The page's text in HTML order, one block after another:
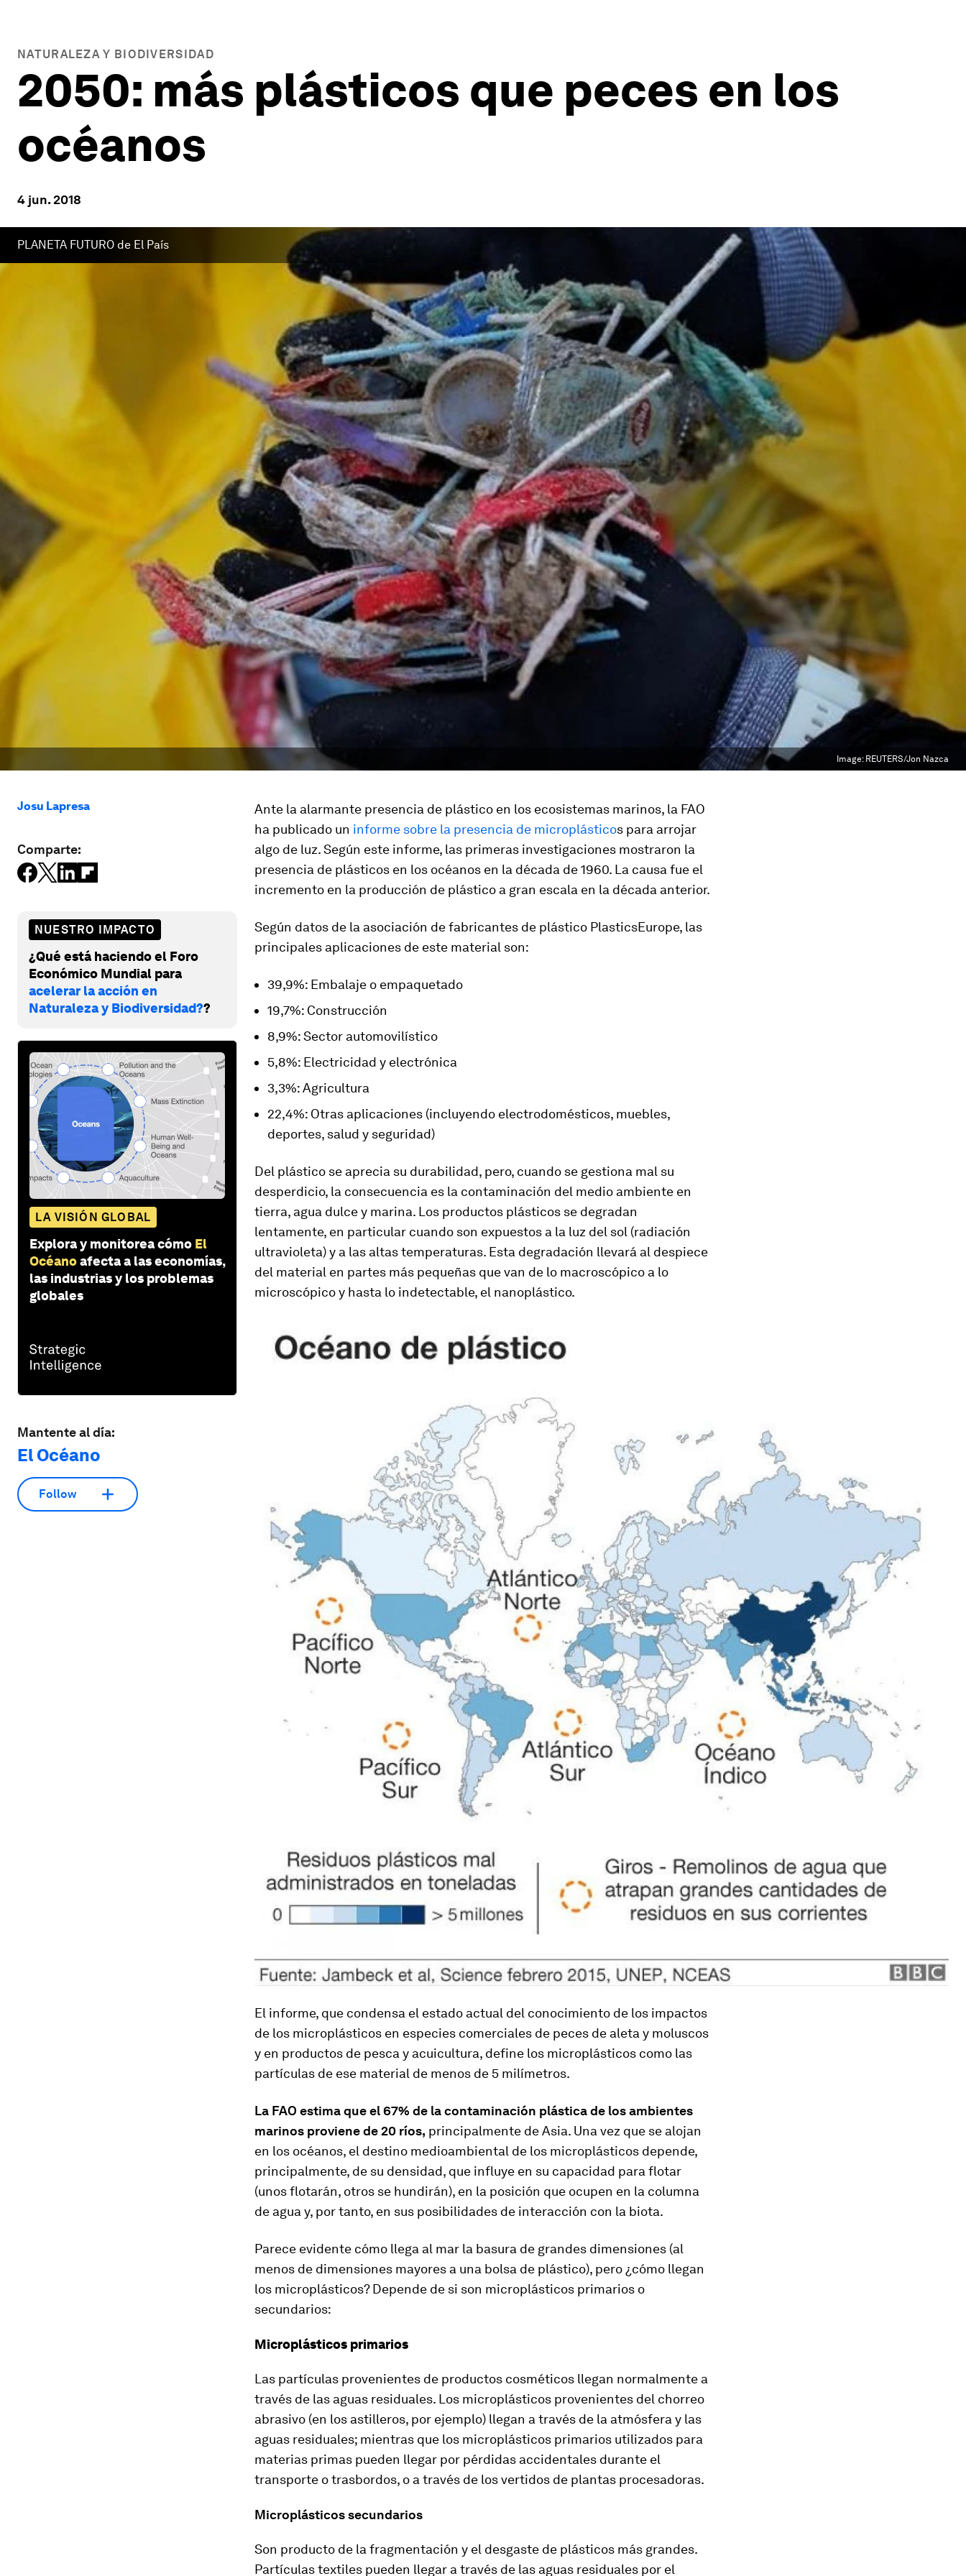
NATURALEZA Y BIODIVERSIDAD
2050: más plásticos que peces en los
océanos
4 jun. 2018
PLANETA FUTURO de El País
Image: REUTERS/Jon Nazca
Josu Lapresa
Comparte:
NUESTRO IMPACTO
¿Qué está haciendo el Foro
Económico Mundial para
acelerar la acción en
Naturaleza y Biodiversidad??
LA VISIÓN GLOBAL
Explora y monitorea cómo El
Océanoafecta a las economías,
las industrias y los problemas
globales
Mantente al día:
El Océano
Follow
Ante la alarmante presencia de plástico en los ecosistemas marinos, la FAO
ha publicado un informe sobre la presencia de microplásticos para arrojar
algo de luz. Según este informe, las primeras investigaciones mostraron la
presencia de plásticos en los océanos en la década de 1960. La causa fue el
incremento en la producción de plástico a gran escala en la década anterior.
Según datos de la asociación de fabricantes de plástico PlasticsEurope, las
principales aplicaciones de este material son:
39,9%: Embalaje o empaquetado
19,7%: Construcción
8,9%: Sector automovilístico
5,8%: Electricidad y electrónica
3,3%: Agricultura
22,4%: Otras aplicaciones (incluyendo electrodomésticos, muebles,
deportes, salud y seguridad)
Del plástico se aprecia su durabilidad, pero, cuando se gestiona mal su
desperdicio, la consecuencia es la contaminación del medio ambiente en
tierra, agua dulce y marina. Los productos plásticos se degradan
lentamente, en particular cuando son expuestos a la luz del sol (radiación
ultravioleta) y a las altas temperaturas. Esta degradación llevará al despiece
del material en partes más pequeñas que van de lo macroscópico a lo
microscópico y hasta lo indetectable, el nanoplástico.
El informe, que condensa el estado actual del conocimiento de los impactos
de los microplásticos en especies comerciales de peces de aleta y moluscos
y en productos de pesca y acuicultura, define los microplásticos como las
partículas de ese material de menos de 5 milímetros.
La FAO estima que el 67% de la contaminación plástica de los ambientes
marinos proviene de 20 ríos, principalmente de Asia. Una vez que se alojan
en los océanos, el destino medioambiental de los microplásticos depende,
principalmente, de su densidad, que influye en su capacidad para flotar
(unos flotarán, otros se hundirán), en la posición que ocupen en la columna
de agua y, por tanto, en sus posibilidades de interacción con la biota.
Parece evidente cómo llega al mar la basura de grandes dimensiones (al
menos de dimensiones mayores a una bolsa de plástico), pero ¿cómo llegan
los microplásticos? Depende de si son microplásticos primarios o
secundarios:
Microplásticos primarios
Las partículas provenientes de productos cosméticos llegan normalmente a
través de las aguas residuales. Los microplásticos provenientes del chorreo
abrasivo (en los astilleros, por ejemplo) llegan a través de la atmósfera y las
aguas residuales; mientras que los microplásticos primarios utilizados para
materias primas pueden llegar por pérdidas accidentales durante el
transporte o trasbordos, o a través de los vertidos de plantas procesadoras.
Microplásticos secundarios
Son producto de la fragmentación y el desgaste de plásticos más grandes.
Partículas textiles pueden llegar a través de las aguas residuales por el